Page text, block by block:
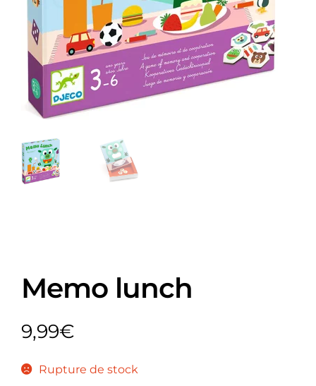
Memo lunch
9,99€
Rupture de stock